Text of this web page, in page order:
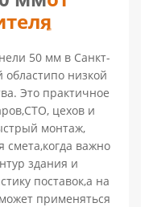
50 мм в Санкт-
областипо низкой
Это практичное
цехов и
монтаж,
смета,когда важно
здания и
поставок,а на
применяться